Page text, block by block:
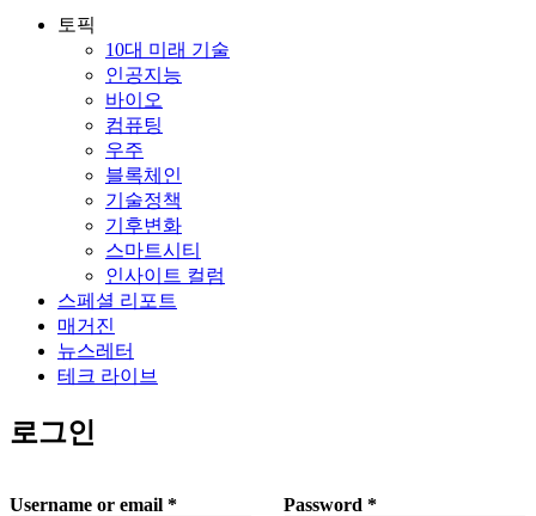
토픽
10대 미래 기술
인공지능
바이오
컴퓨팅
우주
블록체인
기술정책
기후변화
스마트시티
인사이트 컬럼
스페셜 리포트
매거진
뉴스레터
테크 라이브
로그인
Username or email * Password *